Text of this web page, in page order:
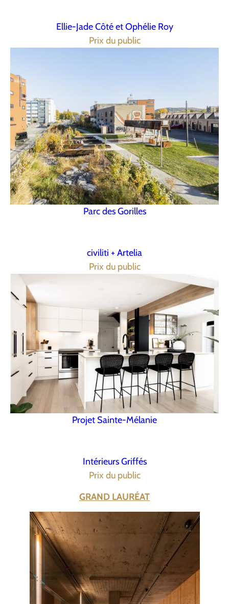
Ellie-Jade Côté et Ophélie Roy
Prix du public
Parc des Gorilles
civiliti + Artelia
Prix du public
Projet Sainte-Mélanie
Intérieurs Griffés
Prix du public
GRAND LAURÉAT